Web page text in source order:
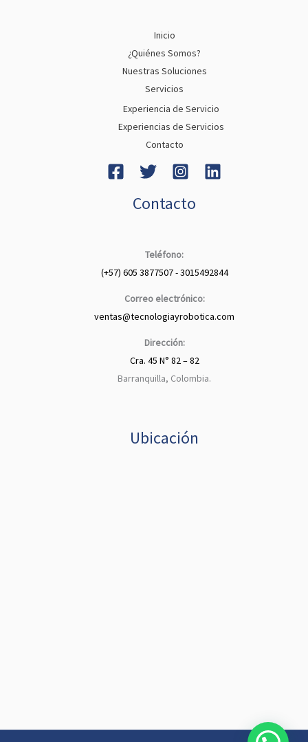
Inicio
¿Quiénes Somos?
Nuestras Soluciones
Servicios
Experiencia de Servicio
Experiencias de Servicios
Contacto
Contacto
Teléfono:
(+57) 605 3877507 - 3015492844
Correo electrónico:
ventas@tecnologiayrobotica.com
Dirección:
Cra. 45 N° 82 – 82
Barranquilla, Colombia.
Ubicación